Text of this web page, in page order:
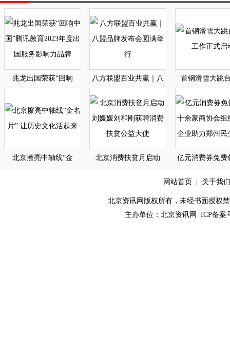
兆龙出国荣获“回响 八方联盟百业共赢｜八 首钢滑雪大跳
北京擦亮中轴线“金 北京消费扶贫月启动 亿元消费券免费
网站首页 关于我们
北京资讯网版权所有，未经书面授权
主办单位： 北京资讯网 ICP备案